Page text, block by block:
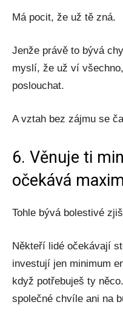
Má pocit, že už tě zná.
Jenže právě to bývá
myslí, že už ví
poslouchat.
A vztah bez zájmu se
6. Věnuje ti
očekává
Tohle bývá bolestivé
Někteří lidé očekávají
investují jen minimum
když potřebuješ ty
společné chvíle ani na